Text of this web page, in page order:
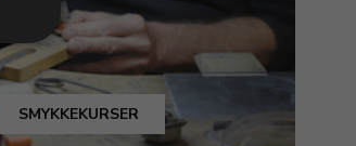
SMYKKEKURSER